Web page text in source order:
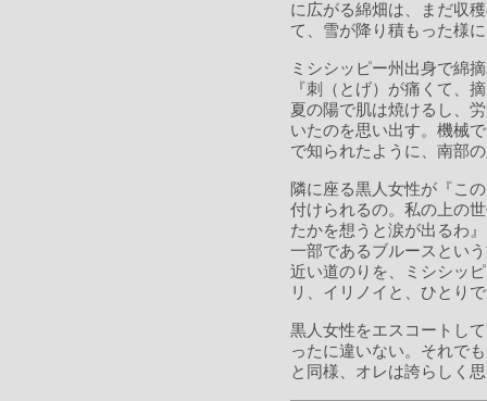
に広がる綿畑は、まだ収
て、雪が降り積もった様
ミシシッピー州出身で綿
『刺（とげ）が痛くて、
夏の陽で肌は焼けるし、
いたのを思い出す。機械
で知られたように、南部
隣に座る黒人女性が『こ
付けられるの。私の上の
たかを想うと涙が出るわ
一部であるブルースとい
近い道のりを、ミシシッ
リ、イリノイと、ひとり
黒人女性をエスコートし
ったに違いない。それで
と同様、オレは誇らしく